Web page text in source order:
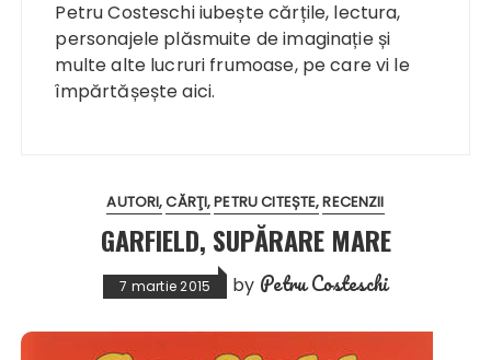
Petru Costeschi iubește cărțile, lectura,
personajele plăsmuite de imaginație și
multe alte lucruri frumoase, pe care vi le
împărtășește aici.
AUTORI CĂRŢI PETRU CITEȘTE RECENZII
GARFIELD, SUPĂRARE MARE
7 martie 2015 by Petru Costeschi